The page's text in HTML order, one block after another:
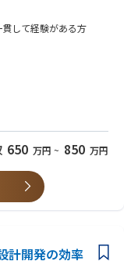
業務課題を聞き、製品
して経験がある方
650 万円 ~ 850 万円
計開発の効率